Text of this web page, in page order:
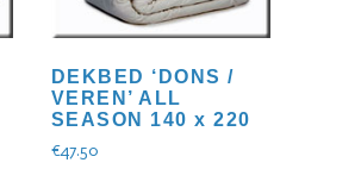
DEKBED ‘DONS /
VEREN’ ALL
SEASON 140 x 220
€47.50